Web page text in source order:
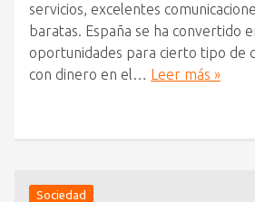
servicios, excelentes
baratas. España se ha convertido
oportunidades para cierto tipo de
con dinero en el… Leer más »
Sociedad